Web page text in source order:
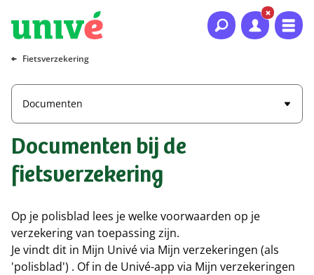
Naar hoofdinhoud
Naar hoofdnavigatie
Naar footer
Fietsverzekering
Documenten
Documenten bij de
fietsverzekering
Op je polisblad lees je welke voorwaarden op je
verzekering van toepassing zijn.
Je vindt dit in Mijn Univé via Mijn verzekeringen (als
'polisblad') . Of in de Univé-app via Mijn verzekeringen